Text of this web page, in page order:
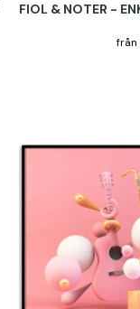
FIOL & NOTER -